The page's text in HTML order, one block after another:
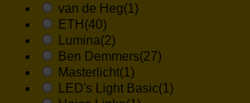
van de Heg(1)
ETH (40)
Lumina(2)
Ben Demmers(27)
Masterlicht(1)
LED's Light Basic(1)